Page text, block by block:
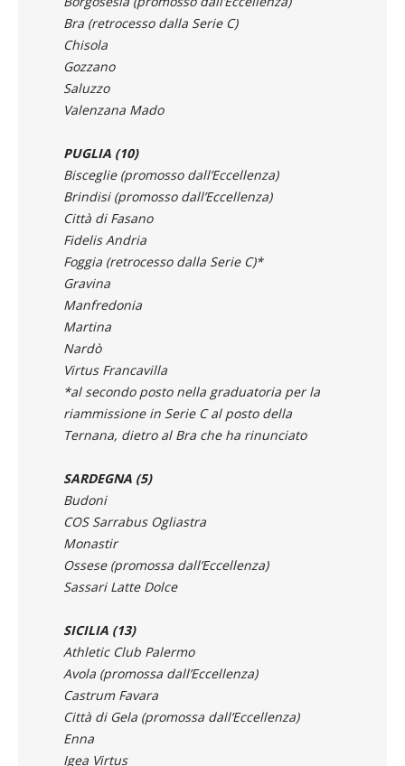
Chisola
Gozzano
Saluzzo
Valenzana Mado
PUGLIA (10)
Brindisi (promosso dall’Eccellenza)
Città di Fasano
Fidelis Andria
Foggia (retrocesso dalla Serie C)*
Gravina
Manfredonia
Martina
Nardò
Virtus Francavilla
*al secondo posto nella graduatoria per la
riammissione in Serie C al posto della
Ternana, dietro al Bra che ha rinunciato
SARDEGNA (5)
COS Sarrabus Ogliastra
Monastir
Ossese (promossa dall’Eccellenza)
Sassari Latte Dolce
SICILIA (13)
Avola (promossa dall’Eccellenza)
Castrum Favara
Città di Gela (promossa dall’Eccellenza)
Enna
Igea Virtus
Licata (promosso dall’Eccellenza)